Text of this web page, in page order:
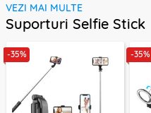
VEZI MAI MULTE
Suporturi Selfie Stick
-35% -35%